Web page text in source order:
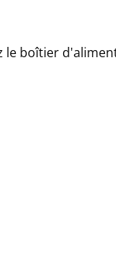
le boîtier